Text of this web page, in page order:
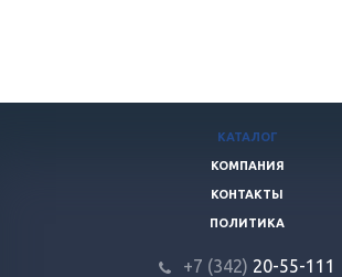
КАТАЛОГ
КОМПАНИЯ
КОНТАКТЫ
ПОЛИТИКА
+7 (342) 20-55-111